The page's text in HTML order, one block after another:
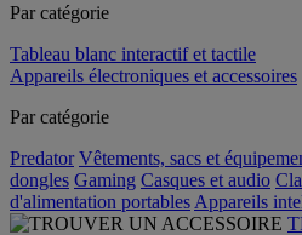
Par catégorie
Tableau blanc interactif et tactile
Appareils électroniques et accessoires
Par catégorie
Predator Vêtements, sacs et
dongles Gaming Casques et audio
d'alimentation portables Appareils